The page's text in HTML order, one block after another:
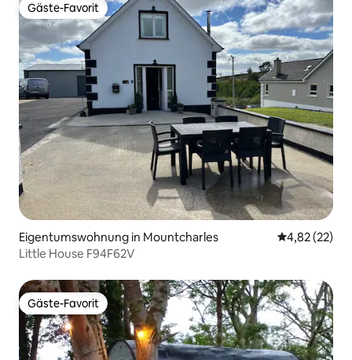
Gäste-Favorit
Gäste-Favorit
Eigentumswohnung in Mountcharles
4,82 (22)
Little House F94F62V
Gäste-Favorit
Gäste-Favorit